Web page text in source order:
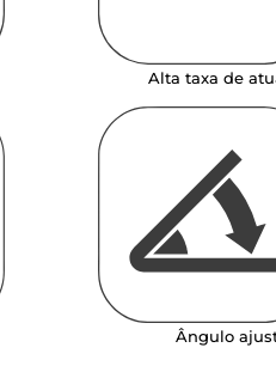
Alta taxa de
Ângulo